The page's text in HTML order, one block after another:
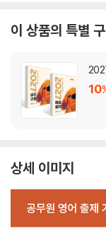
이 상품의 특별
10
상세 이미지